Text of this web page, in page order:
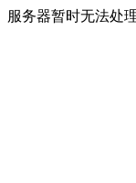
服务器暂时无法处